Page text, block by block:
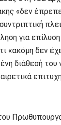
«δεν
για
«ακόμη δεν
διάθεσή